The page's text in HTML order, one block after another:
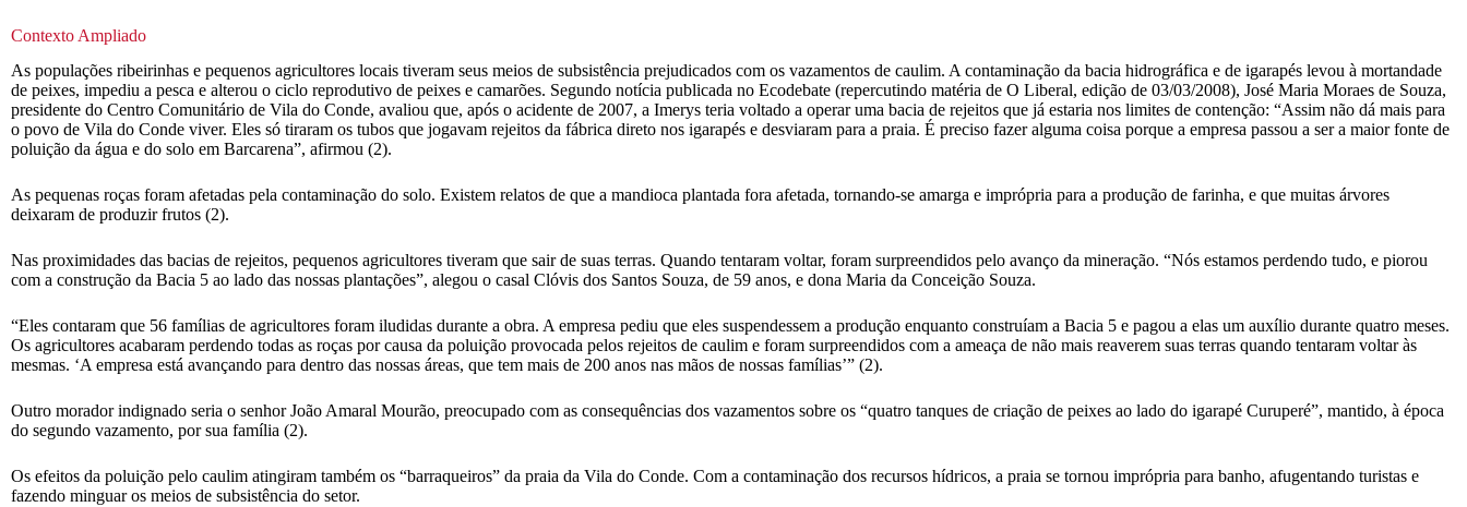
Contexto Ampliado
As populações ribeirinhas e pequenos agricultores locais tiveram seus meios de subsistência prejudicados com os vazamentos de caulim. A contaminação da bacia hidrográfica e de igarapés levou à mortandade
de peixes, impediu a pesca e alterou o ciclo reprodutivo de peixes e camarões. Segundo notícia publicada no Ecodebate (repercutindo matéria de O Liberal, edição de 03/03/2008), José Maria Moraes de Souza,
presidente do Centro Comunitário de Vila do Conde, avaliou que, após o acidente de 2007, a Imerys teria voltado a operar uma bacia de rejeitos que já estaria nos limites de contenção: “Assim não dá mais para
o povo de Vila do Conde viver. Eles só tiraram os tubos que jogavam rejeitos da fábrica direto nos igarapés e desviaram para a praia. É preciso fazer alguma coisa porque a empresa passou a ser a maior fonte de
poluição da água e do solo em Barcarena”, afirmou (2).
As pequenas roças foram afetadas pela contaminação do solo. Existem relatos de que a mandioca plantada fora afetada, tornando-se amarga e imprópria para a produção de farinha, e que muitas árvores
deixaram de produzir frutos (2).
Nas proximidades das bacias de rejeitos, pequenos agricultores tiveram que sair de suas terras. Quando tentaram voltar, foram surpreendidos pelo avanço da mineração. “Nós estamos perdendo tudo, e piorou
com a construção da Bacia 5 ao lado das nossas plantações”, alegou o casal Clóvis dos Santos Souza, de 59 anos, e dona Maria da Conceição Souza.
“Eles contaram que 56 famílias de agricultores foram iludidas durante a obra. A empresa pediu que eles suspendessem a produção enquanto construíam a Bacia 5 e pagou a elas um auxílio durante quatro meses.
Os agricultores acabaram perdendo todas as roças por causa da poluição provocada pelos rejeitos de caulim e foram surpreendidos com a ameaça de não mais reaverem suas terras quando tentaram voltar às
mesmas. ‘A empresa está avançando para dentro das nossas áreas, que tem mais de 200 anos nas mãos de nossas famílias’” (2).
Outro morador indignado seria o senhor João Amaral Mourão, preocupado com as consequências dos vazamentos sobre os “quatro tanques de criação de peixes ao lado do igarapé Curuperé”, mantido, à época
do segundo vazamento, por sua família (2).
Os efeitos da poluição pelo caulim atingiram também os “barraqueiros” da praia da Vila do Conde. Com a contaminação dos recursos hídricos, a praia se tornou imprópria para banho, afugentando turistas e
fazendo minguar os meios de subsistência do setor.